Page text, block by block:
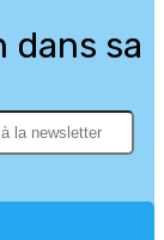
dans sa